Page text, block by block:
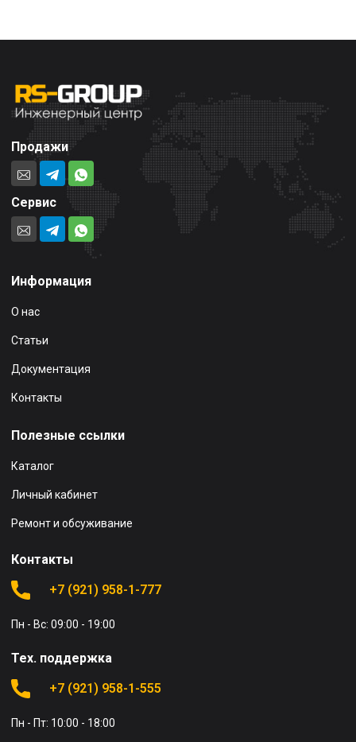
Продажи
Сервис
Информация
О нас
Статьи
Документация
Контакты
Полезные ссылки
Каталог
Личный кабинет
Ремонт и обсуживание
Контакты
+7 (921) 958-1-777
Пн - Вс: 09:00 - 19:00
Тех. поддержка
+7 (921) 958-1-555
Пн - Пт: 10:00 - 18:00